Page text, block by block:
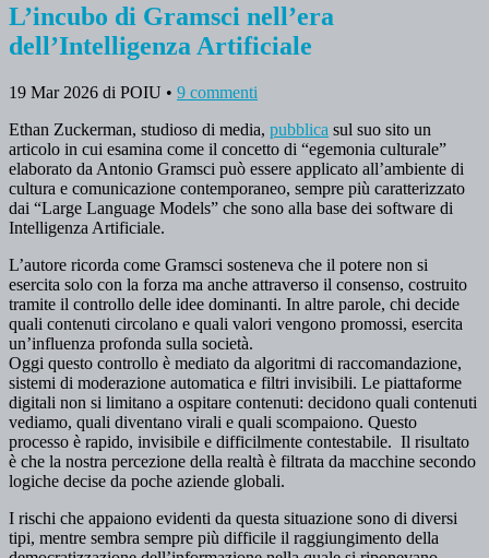
L’incubo di Gramsci nell’era
dell’Intelligenza Artificiale
19 Mar 2026 di POIU • 9 commenti
Ethan Zuckerman, studioso di media, pubblica sul suo sito un
articolo in cui esamina come il concetto di “egemonia culturale”
elaborato da Antonio Gramsci può essere applicato all’ambiente di
cultura e comunicazione contemporaneo, sempre più caratterizzato
dai “Large Language Models” che sono alla base dei software di
Intelligenza Artificiale.
L’autore ricorda come Gramsci sosteneva che il potere non si
esercita solo con la forza ma anche attraverso il consenso, costruito
tramite il controllo delle idee dominanti. In altre parole, chi decide
quali contenuti circolano e quali valori vengono promossi, esercita
un’influenza profonda sulla società.
Oggi questo controllo è mediato da algoritmi di raccomandazione,
sistemi di moderazione automatica e filtri invisibili. Le piattaforme
digitali non si limitano a ospitare contenuti: decidono quali contenuti
vediamo, quali diventano virali e quali scompaiono. Questo
processo è rapido, invisibile e difficilmente contestabile. Il risultato
è che la nostra percezione della realtà è filtrata da macchine secondo
logiche decise da poche aziende globali.
I rischi che appaiono evidenti da questa situazione sono di diversi
tipi, mentre sembra sempre più difficile il raggiungimento della